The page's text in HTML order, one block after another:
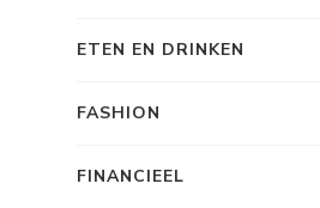
ETEN EN DRINKEN
FASHION
FINANCIEEL